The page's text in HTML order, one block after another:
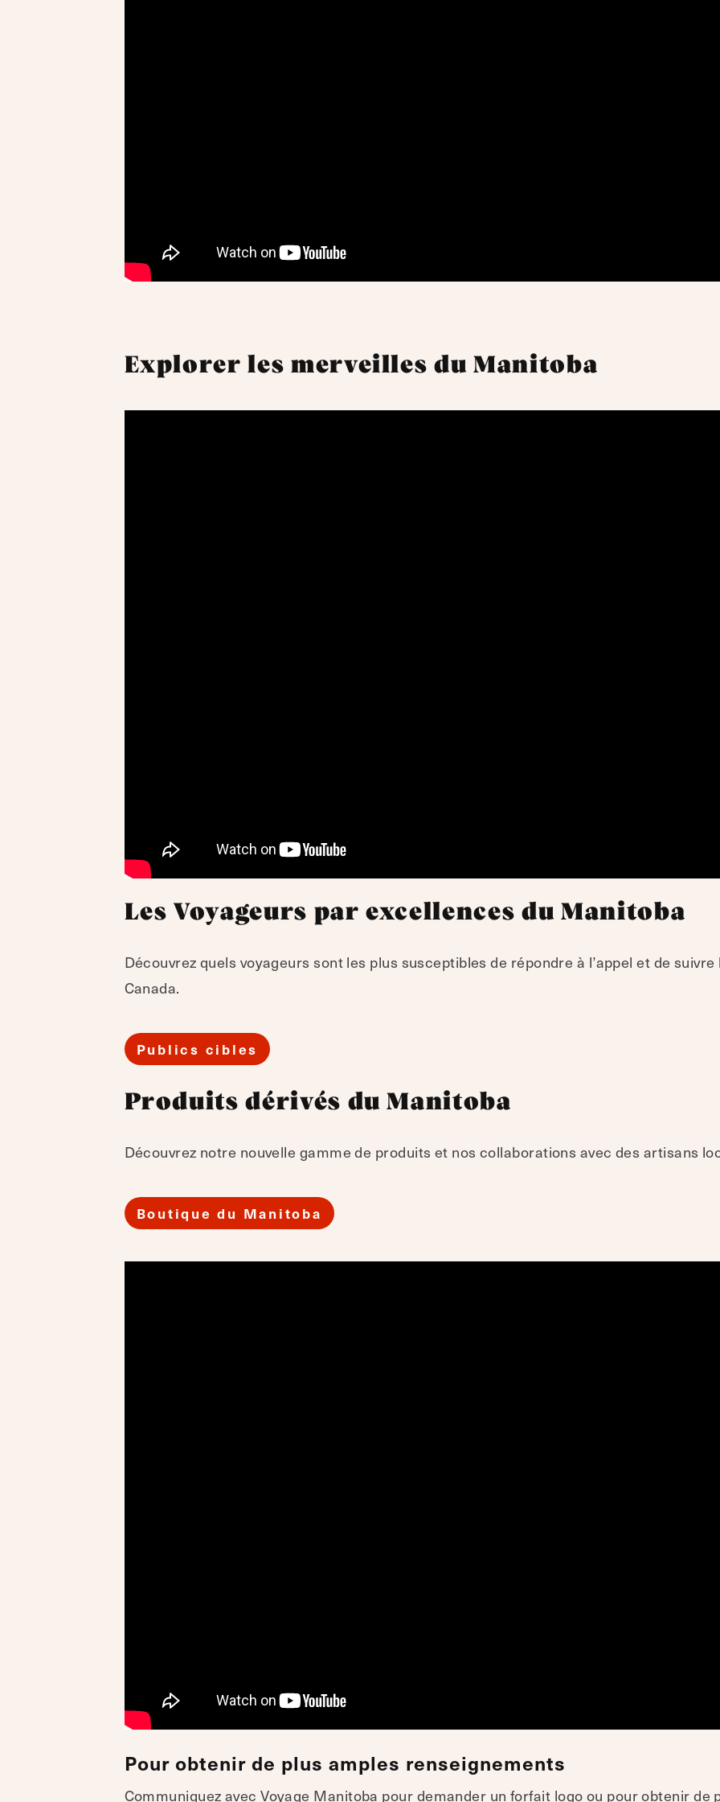
Explorer les merveilles du Manitoba
Les Voyageurs par excellences du Manitoba
Découvrez quels voyageurs sont les plus susceptibles de répondre à l’appel et de
Canada.
Publics cibles
Produits dérivés du Manitoba
Découvrez notre nouvelle gamme de produits et nos collaborations avec des artisans
Boutique du Manitoba
Pour obtenir de plus amples renseignements
Communiquez avec Voyage Manitoba pour demander un forfait logo ou pour obtenir